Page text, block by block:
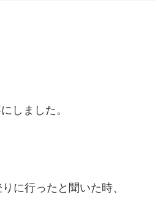
しました。
に行ったと聞いた時、